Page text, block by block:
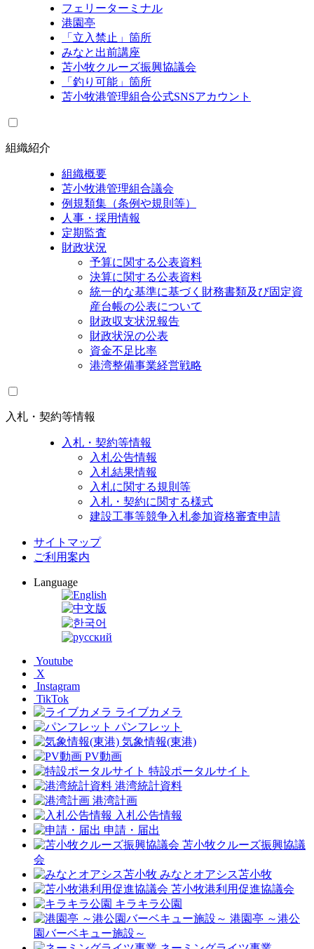
フェリーターミナル
港園亭
「立入禁止」箇所
みなと出前講座
苫小牧クルーズ振興協議会
「釣り可能」箇所
苫小牧港管理組合公式SNSアカウント
組織紹介
組織概要
苫小牧港管理組合議会
例規類集（条例や規則等）
人事・採用情報
定期監査
財政状況
予算に関する公表資料
決算に関する公表資料
統一的な基準に基づく財務書類及び固定資
産台帳の公表について
財政収支状況報告
財政状況の公表
資金不足比率
港湾整備事業経営戦略
入札・契約等情報
入札・契約等情報
入札公告情報
入札結果情報
入札に関する規則等
入札・契約に関する様式
建設工事等競争入札参加資格審査申請
サイトマップ
ご利用案内
Language
Youtube
X
Instagram
TikTok
ライブカメラ
パンフレット
気象情報(東港)
PV動画
特設ポータルサイト
港湾統計資料
港湾計画
入札公告情報
申請・届出
苫小牧クルーズ振興協議
会
みなとオアシス苫小牧
苫小牧港利用促進協議会
キラキラ公園
港園亭 ～港公
園バーベキュー施設～